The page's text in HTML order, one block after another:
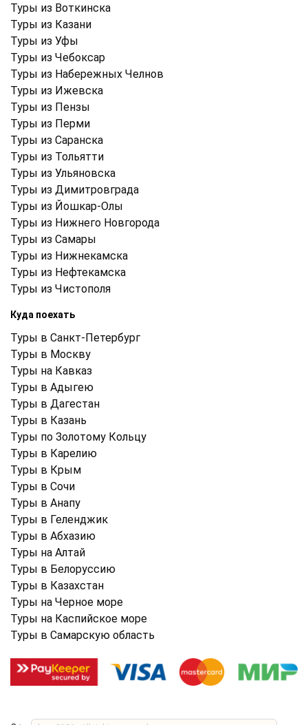
Туры из Воткинска
Туры из Казани
Туры из Уфы
Туры из Чебоксар
Туры из Набережных Челнов
Туры из Ижевска
Туры из Пензы
Туры из Перми
Туры из Саранска
Туры из Тольятти
Туры из Ульяновска
Туры из Димитровграда
Туры из Йошкар-Олы
Туры из Нижнего Новгорода
Туры из Самары
Туры из Нижнекамска
Туры из Нефтекамска
Туры из Чистополя
Куда поехать
Туры в Санкт-Петербург
Туры в Москву
Туры на Кавказ
Туры в Адыгею
Туры в Дагестан
Туры в Казань
Туры по Золотому Кольцу
Туры в Карелию
Туры в Крым
Туры в Cочи
Туры в Анапу
Туры в Геленджик
Туры в Абхазию
Туры на Алтай
Туры в Белоруссию
Туры в Казахстан
Туры на Черное море
Туры на Каспийское море
Туры в Самарскую область